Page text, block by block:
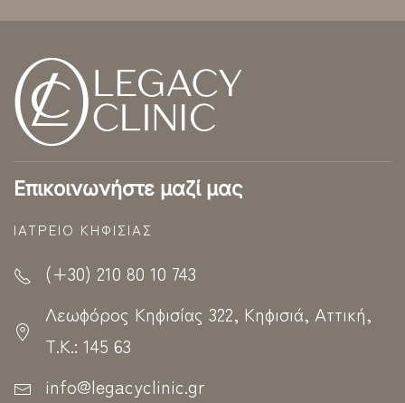
Επικοινωνήστε μαζί μας
ΙΑΤΡΕΊΟ ΚΗΦΙΣΊΑΣ
(+30) 210 80 10 743
Λεωφόρος Κηφισίας 322, Κηφισιά, Αττική,
Τ.Κ.: 145 63
info@legacyclinic.gr